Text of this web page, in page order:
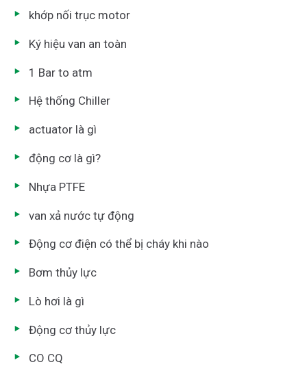
khớp nối trục motor
Ký hiệu van an toàn
1 Bar to atm
Hệ thống Chiller
actuator là gì
động cơ là gì?
Nhựa PTFE
van xả nước tự động
Động cơ điện có thể bị cháy khi nào
Bơm thủy lực
Lò hơi là gì
Động cơ thủy lực
CO CQ